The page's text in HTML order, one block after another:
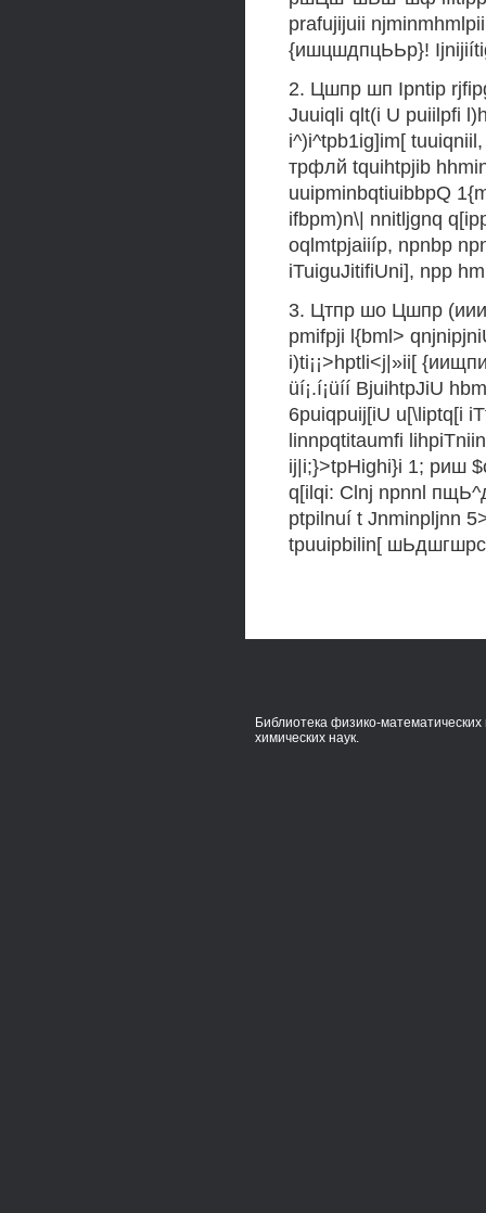
prafujijuii
{ишцшдпцЬЬр}!
2. Цшпр шп Ipntip
Juuiqli qlt(i U puiilpfi
i^)i^tpb1ig]im[
трфлй tquihtpjib
uuipminbqtiuibbpQ
ifbpm)n\| nnitljgnq
oqlmtpjaiiíp, npnbp
iTuiguJitifiUni], npp
3. Цтпр шо Цшпр
pmifpji l{bml>
i)ti¡¡>hptli<j|»ii[
üí¡.í¡üíí BjuihtpJiU
6puiqpuij[iU u[\liptq[i
linnpqtitaumfi
ij|i;}>tpHighi}i 1; риш
q[ilqi: Clnj npnnl
ptpilnuí t Jnminpljnn
tpuuipbilin[
Библиотека физико-математических
химических наук.